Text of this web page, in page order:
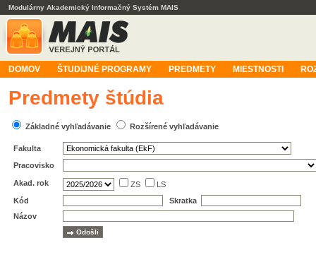
Modulárny Akademický Informačný Systém MAIS
DOMOV ŠTUDIJNÉ PROGRAMY PREDMETY MIESTNOSTI
Predmety štúdia
Základné vyhľadávanie Rozšírené vyhľadávanie
Fakulta
Pracovisko
Akad. rok ZS
LS
Kód
Skratka
Názov